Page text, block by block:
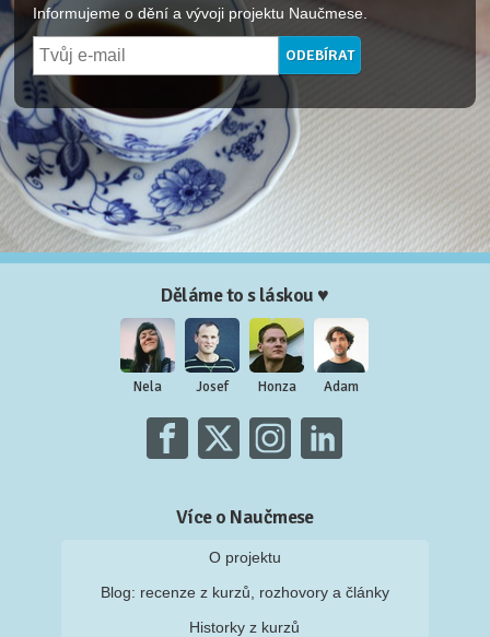
Informujeme o dění a vývoji projektu Naučmese.
Děláme to s láskou ♥
Nela Josef Honza Adam
Více o Naučmese
O projektu
Blog: recenze z kurzů, rozhovory a články
Historky z kurzů